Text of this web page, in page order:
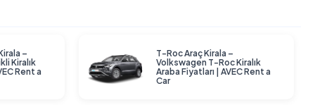
–
Kiralık
Rent a
T-Roc Araç Kirala –
Volkswagen T-Roc Kiralık
Araba Fiyatları | AVEC Rent a
Car